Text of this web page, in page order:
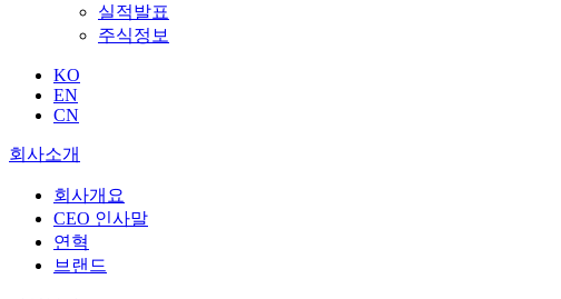
실적발표
주식정보
KO
EN
CN
회사소개
회사개요
CEO 인사말
연혁
브랜드